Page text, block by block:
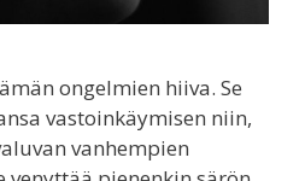
ongelmien hiiva. Se
vastoinkäymisen niin,
vanhempien